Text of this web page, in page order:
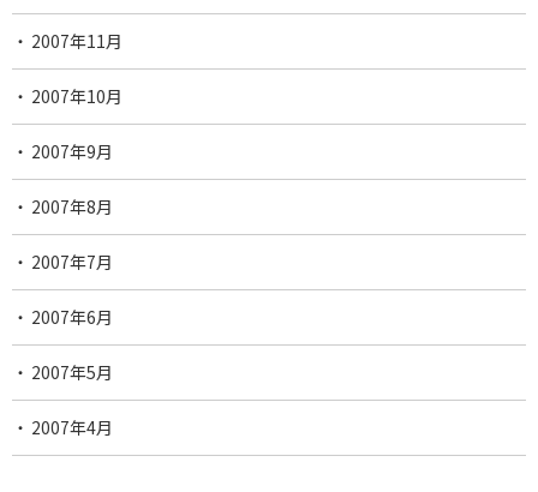
2007年11月
2007年10月
2007年9月
2007年8月
2007年7月
2007年6月
2007年5月
2007年4月